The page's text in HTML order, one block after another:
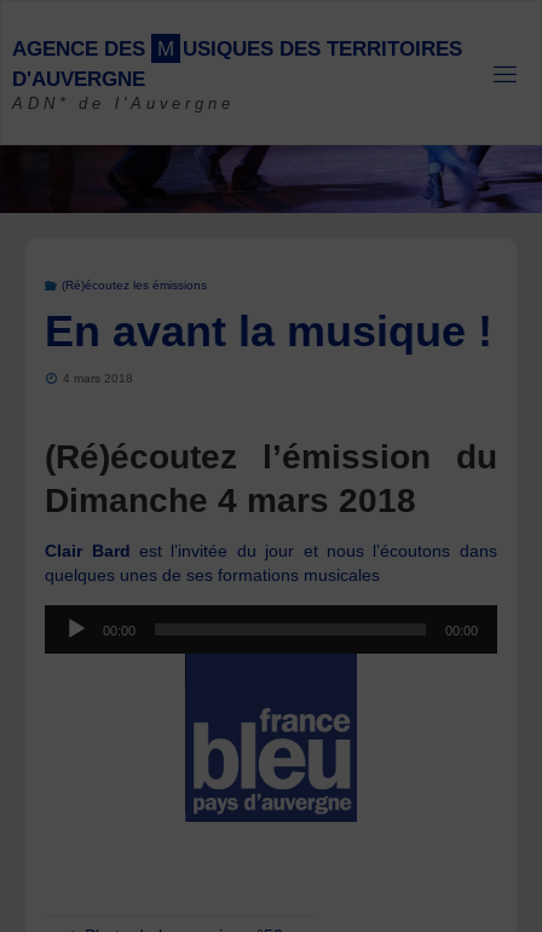
content
AGENCE DES M USIQUES DES TERRITOIRES
D'AUVERGNE
ADN* de l'Auvergne
(Ré)écoutez les émissions
En avant la musique !
4 mars 2018
(Ré)écoutez l’émission du
Dimanche 4 mars 2018
Clair Bard est l’invitée du jour et nous l’écoutons dans
quelques unes de ses formations musicales
Lecteur
audio
00:00 00:00